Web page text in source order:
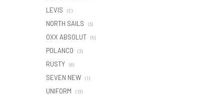
LEVIS (2)
NORTH SAILS (3)
OXX ABSOLUT (5)
POLANCO (3)
RUSTY (8)
SEVEN NEW (1)
UNIFORM (13)